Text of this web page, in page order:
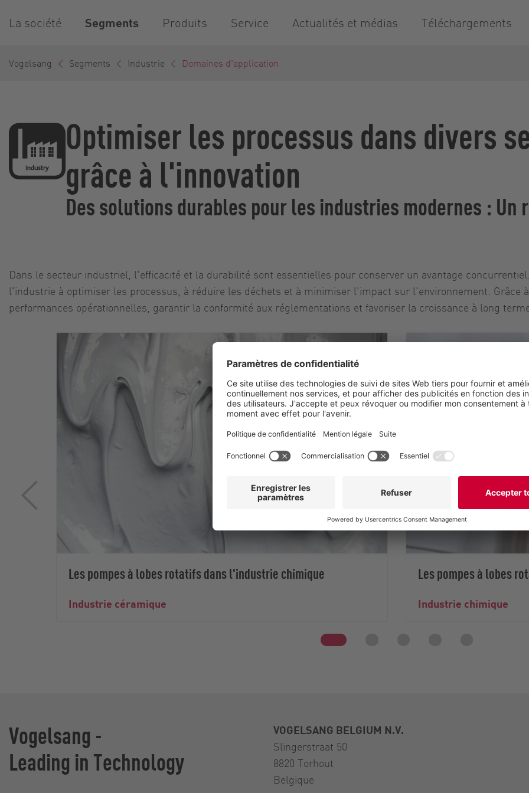
La société Segments Produits Service Actualités et médias Téléchargements
Vogelsang Segments Industrie Domaines d'application
Optimiser les processus dans divers
grâce à l'innovation
Des solutions durables pour les industries modernes :
Dans le secteur industriel, l'efficacité et la durabilité sont essentielles pour conserver un avantage
l'industrie à optimiser les processus, à réduire les déchets et à minimiser l'impact sur l'environnement. Grâce
performances opérationnelles, garantir la conformité aux réglementations et favoriser la croissance à long
Les pompes à lobes rotatifs dans l'industrie chimique
Industrie céramique
Les pompes à lobes
Industrie chimique
Vogelsang -
Leading in Technology
VOGELSANG BELGIUM N.V.
Slingerstraat 50
8820 Torhout
Belgique